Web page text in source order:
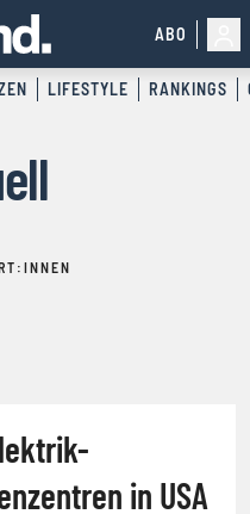
ABO
LIFESTYLE RANKINGS
in USA